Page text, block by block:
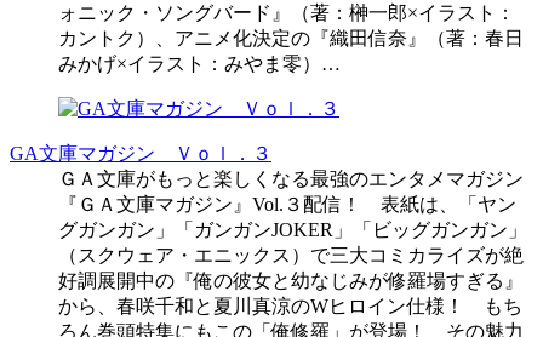
ォニック・ソングバード』（著：榊一郎×イラスト：
カントク）、アニメ化決定の『織田信奈』（著：春日
みかげ×イラスト：みやま零）…
GA文庫マガジン Ｖｏｌ．３
ＧＡ文庫がもっと楽しくなる最強のエンタメマガジン
『ＧＡ文庫マガジン』Vol.３配信！ 表紙は、「ヤン
グガンガン」「ガンガンJOKER」「ビッグガンガン」
（スクウェア・エニックス）で三大コミカライズが絶
好調展開中の『俺の彼女と幼なじみが修羅場すぎる』
から、春咲千和と夏川真涼のWヒロイン仕様！ もち
ろん巻頭特集にもこの「俺修羅」が登場！ その魅力